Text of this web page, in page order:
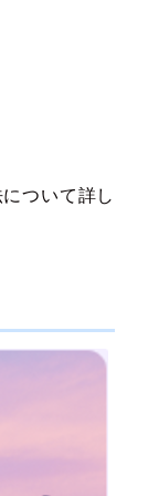
ついて詳し